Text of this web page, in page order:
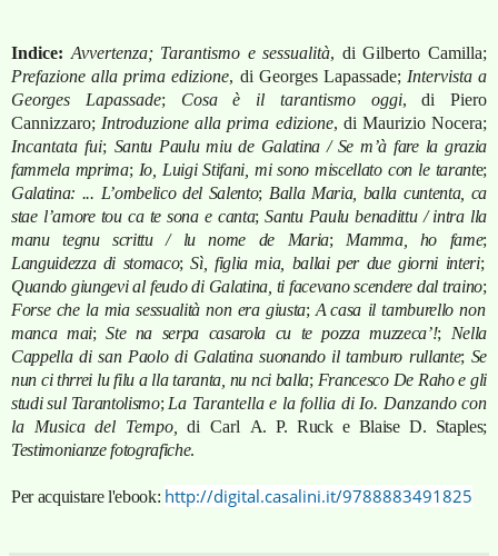
Indice: Avvertenza; Tarantismo e sessualità, di Gilberto Camilla;
Prefazione alla prima edizione, di Georges Lapassade; Intervista a
Georges Lapassade; Cosa è il tarantismo oggi, di Piero
Cannizzaro; Introduzione alla prima edizione, di Maurizio Nocera;
Incantata fui; Santu Paulu miu de Galatina / Se m’à fare la grazia
fammela mprima; Io, Luigi Stifani, mi sono miscellato con le tarante;
Galatina: ... L’ombelico del Salento; Balla Maria, balla cuntenta, ca
stae l’amore tou ca te sona e canta;Santu Paulu benadittu / intra lla
manu tegnu scrittu / lu nome de Maria; Mamma, ho fame;
Languidezza di stomaco; Sì, figlia mia, ballai per due giorni interi;
Quando giungevi al feudo di Galatina, ti facevano scendere dal traino;
Forse che la mia sessualità non era giusta; A casa il tamburello non
manca mai; Ste na serpa casarola cu te pozza muzzeca’!; Nella
Cappella di san Paolo di Galatina suonando il tamburo rullante; Se
nun ci thrrei lu filu a lla taranta, nu nci balla; Francesco De Raho e gli
studi sul Tarantolismo; La Tarantella e la follia di Io. Danzando con
la Musica del Tempo,di Carl A. P. Ruck e Blaise D. Staples;
Testimonianze fotografiche.
Per acquistare l'ebook: http://digital.casalini.it/9788883491825